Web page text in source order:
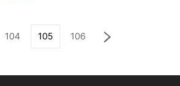
104 105 106